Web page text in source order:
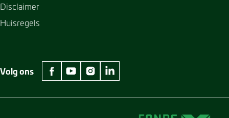
Disclaimer
Huisregels
Volg ons
facebook Museum Jan Cunen
youtube Museum Jan Cunen
instagram Museum Jan Cunen
linkedin Museum Jan Cunen